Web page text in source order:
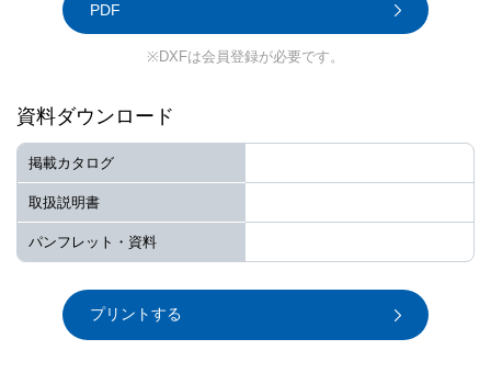
PDF
※DXFは会員登録が必要です。
資料ダウンロード
掲載カタログ
取扱説明書
パンフレット・資料
プリントする